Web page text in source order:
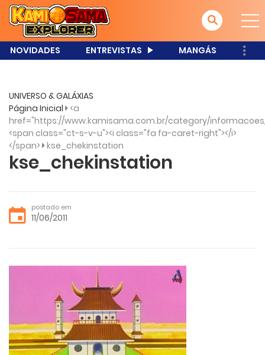
NOVIDADES ENTREVISTAS MANGÁS
UNIVERSO & GALÁXIAS
Página Inicial <a
href="https://www.kamisama.com.br/category/informacoes/
<span class="ct-s-v-u"><i class="fa fa-caret-right"></i>
</span> kse_chekinstation
kse_chekinstation
postado em
11/06/2011